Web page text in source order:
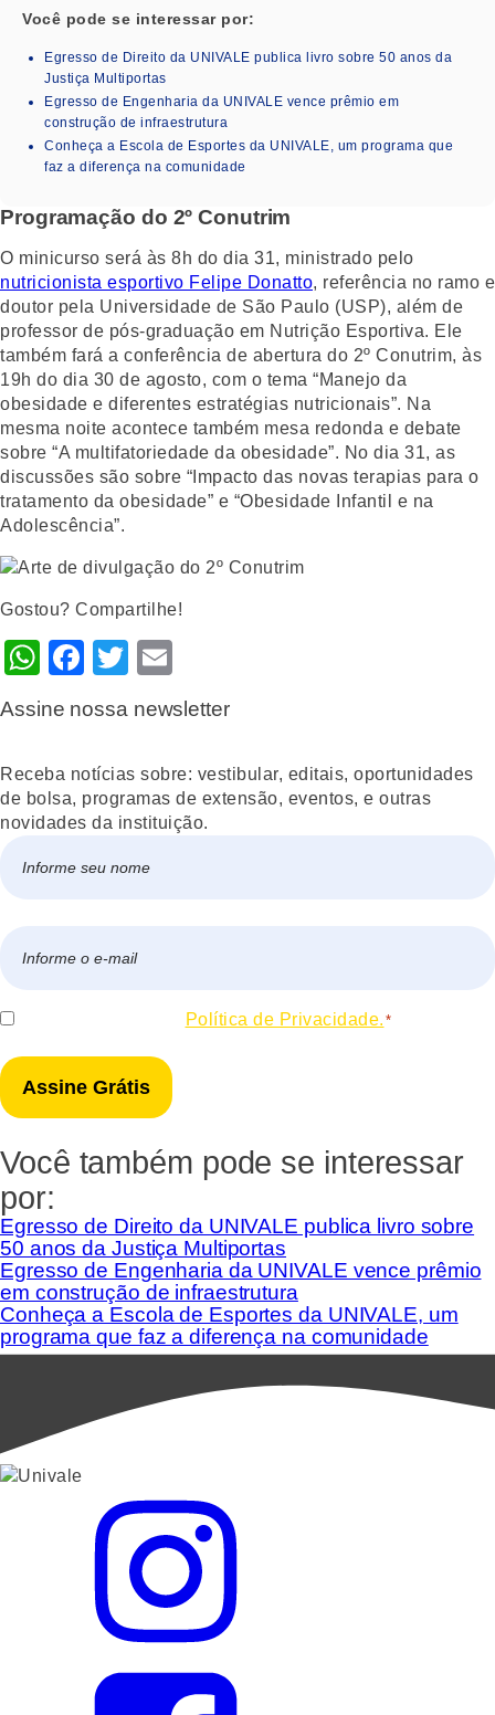
Você pode se interessar por:
Egresso de Direito da UNIVALE publica livro sobre 50 anos da
Justiça Multiportas
Egresso de Engenharia da UNIVALE vence prêmio em
construção de infraestrutura
Conheça a Escola de Esportes da UNIVALE, um programa que
faz a diferença na comunidade
Programação do 2º Conutrim
O minicurso será às 8h do dia 31, ministrado pelo
nutricionista esportivo Felipe Donatto, referência no ramo e
doutor pela Universidade de São Paulo (USP), além de
professor de pós-graduação em Nutrição Esportiva. Ele
também fará a conferência de abertura do 2º Conutrim, às
19h do dia 30 de agosto, com o tema “Manejo da
obesidade e diferentes estratégias nutricionais”. Na
mesma noite acontece também mesa redonda e debate
sobre “A multifatoriedade da obesidade”. No dia 31, as
discussões são sobre “Impacto das novas terapias para o
tratamento da obesidade” e “Obesidade Infantil e na
Adolescência”.
Gostou? Compartilhe!
WhatsApp
Facebook
Twitter
Assine nossa newsletter
Receba notícias sobre: vestibular, editais, oportunidades
de bolsa, programas de extensão, eventos, e outras
novidades da instituição.
mail
Consentir Política de Privacidade. *
Você também pode se interessar
por:
Egresso de Direito da UNIVALE publica livro sobre
50 anos da Justiça Multiportas
Egresso de Engenharia da UNIVALE vence prêmio
em construção de infraestrutura
Conheça a Escola de Esportes da UNIVALE, um
programa que faz a diferença na comunidade